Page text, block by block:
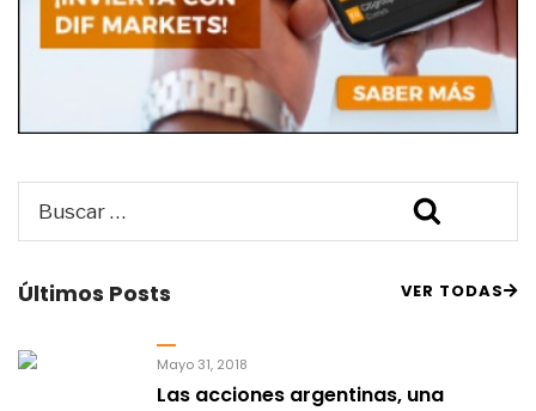
por:
Últimos Posts VER TODAS
Mayo 31, 2018
Las acciones argentinas, una